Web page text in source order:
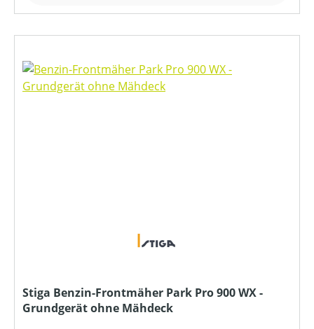
Stiga Benzin-Frontmäher Park Pro 900 WX -
Grundgerät ohne Mähdeck